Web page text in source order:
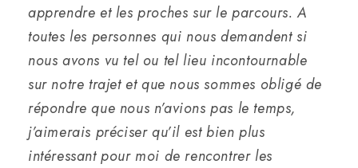
apprendre et les proches sur le parcours. A
toutes les personnes qui nous demandent si
nous avons vu tel ou tel lieu incontournable
sur notre trajet et que nous sommes obligé de
répondre que nous n’avions pas le temps,
j’aimerais préciser qu’il est bien plus
intéressant pour moi de rencontrer les